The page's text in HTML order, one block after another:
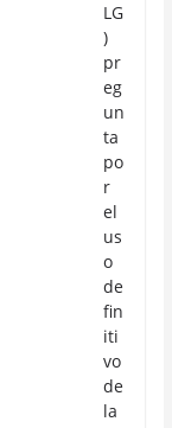
LG
)
pr
eg
un
ta
po
r
el
us
o
de
fin
iti
vo
de
la